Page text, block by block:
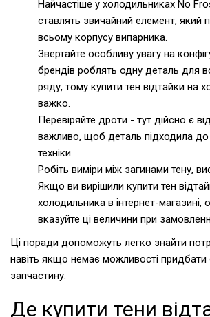
Найчастіше у холодильниках No
ставлять звичайний елемент, який
всьому корпусу випарника.
Звертайте особливу увагу на
брендів роблять одну деталь для
ряду, тому купити тен відтайки на
важко.
Перевіряйте дроти - тут дійсно є
важливо, щоб деталь підходила до
техніки.
Робіть виміри між загинами тену,
Якщо ви вирішили купити тен
холодильника в інтернет-магазині,
вказуйте ці величини при
Ці поради допоможуть легко знайти
навіть якщо немає можливості придбати
запчастину.
Де купити тени